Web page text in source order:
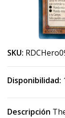
SKU:
Disponibilidad:
Descripción